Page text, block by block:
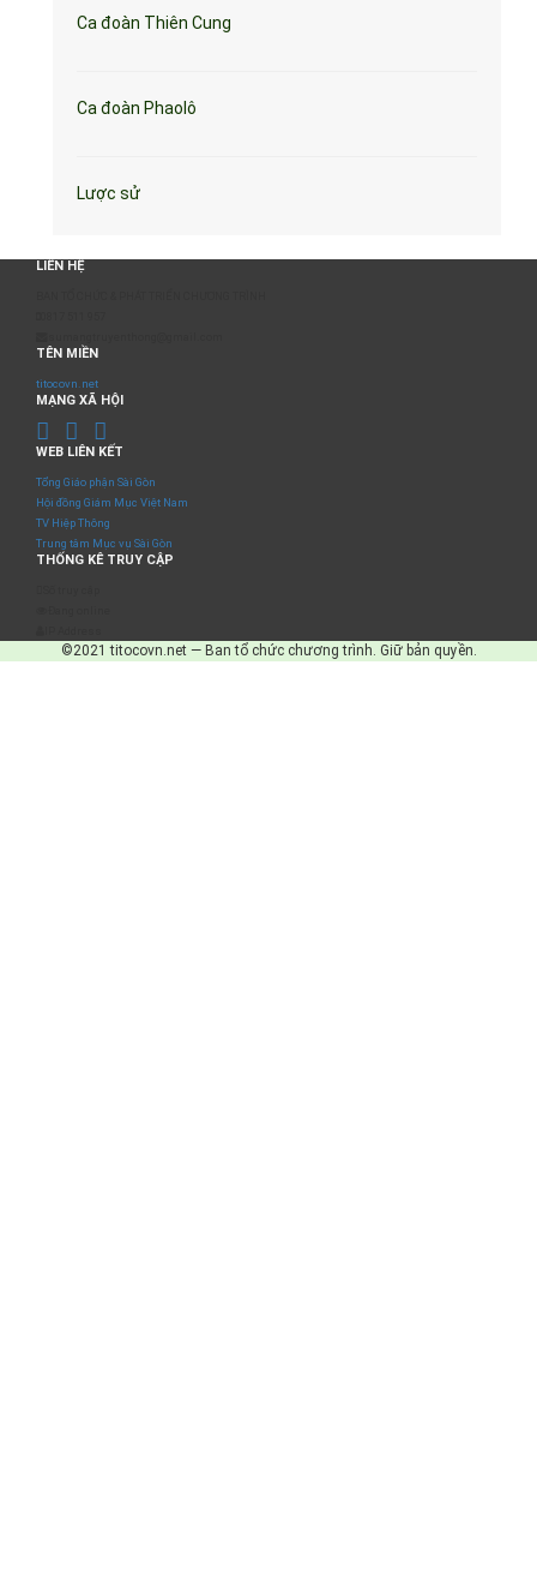
Ca đoàn Thiên Cung
Ca đoàn Phaolô
Lược sử
LIÊN HỆ
TÊN MIỀN
titocovn.net
MẠNG XÃ HỘI
WEB LIÊN KẾT
Tổng Giáo phận Sài Gòn
Hội đồng Giám Mục Việt Nam
TV Hiệp Thông
Trung tâm Mục vụ Sài Gòn
THỐNG KÊ TRUY CẬP
©2021 titocovn.net — Ban tổ chức chương trình. Giữ bản quyền.